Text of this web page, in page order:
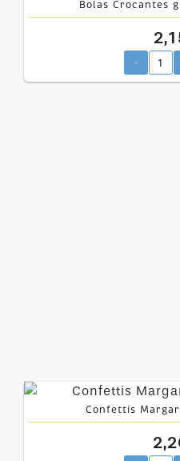
Bolas Crocantes
-
Confettis